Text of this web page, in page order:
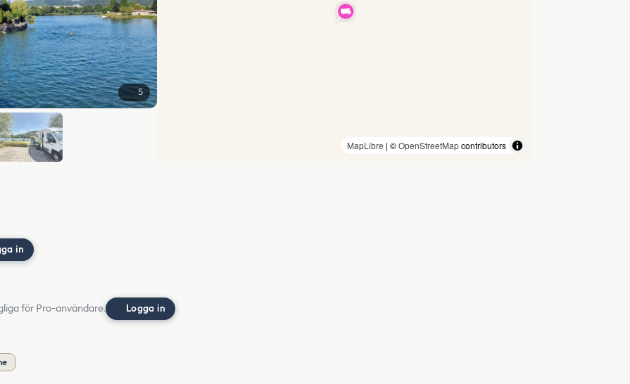
5
MapLibre | ©OpenStreetMapcontributors
in
för Pro-användare. Logga in